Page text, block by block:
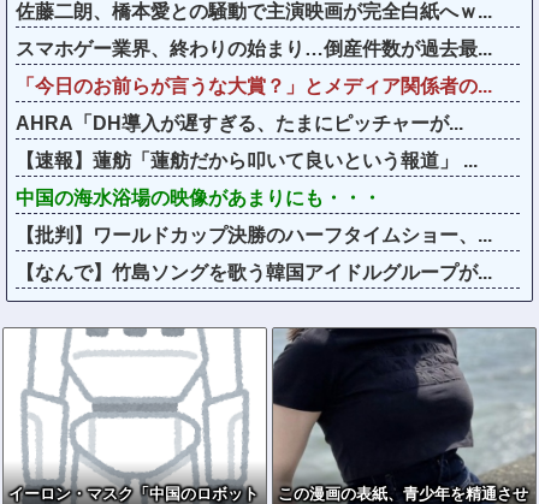
佐藤二朗、橋本愛との騒動で主演映画が完全白紙へｗ...
スマホゲー業界、終わりの始まり…倒産件数が過去最...
「今日のお前らが言うな大賞？」とメディア関係者の...
AHRA「DH導入が遅すぎる、たまにピッチャーが...
【速報】蓮舫「蓮舫だから叩いて良いという報道」 ...
中国の海水浴場の映像があまりにも・・・
【批判】ワールドカップ決勝のハーフタイムショー、...
【なんで】竹島ソングを歌う韓国アイドルグループが...
イーロン・マスク「中国のロボット
この漫画の表紙、青少年を精通させ